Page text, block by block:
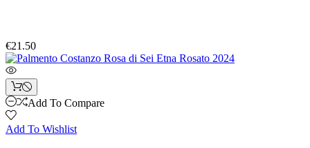
€21.50
Add To Compare
Add To Wishlist